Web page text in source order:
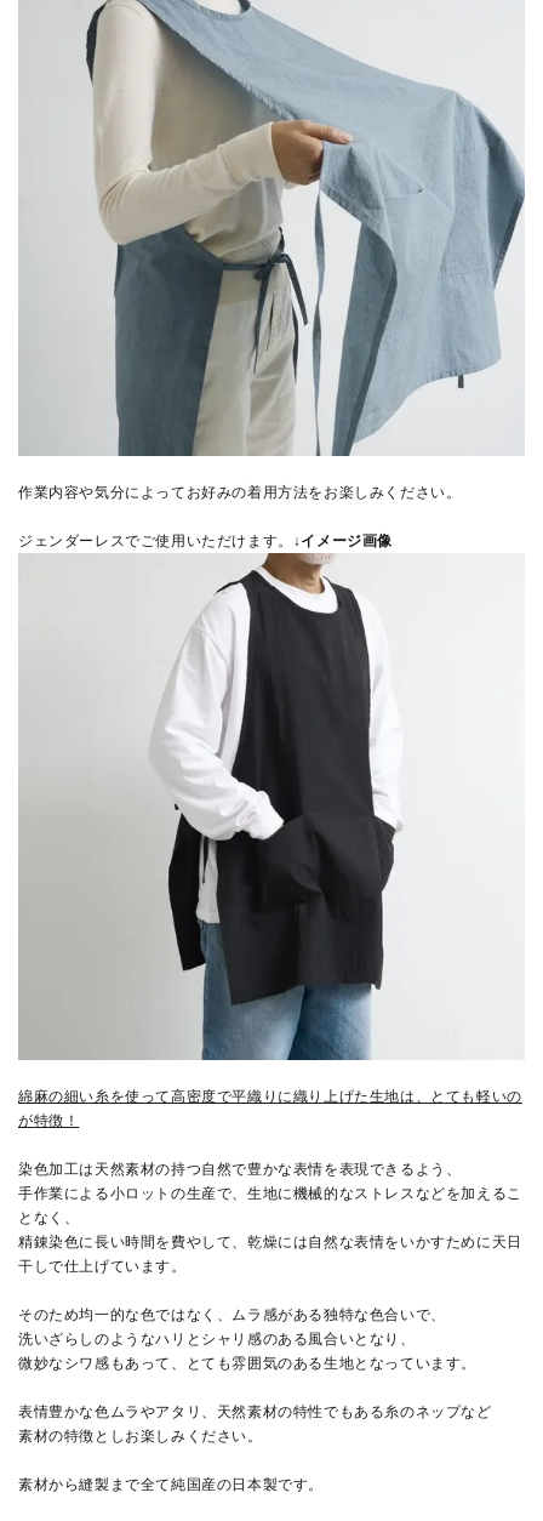
作業内容や気分によってお好みの着用方法をお楽しみください。
ジェンダーレスでご使用いただけます。 ↓イメージ画像
綿麻の細い糸を使って高密度で平織りに織り上げた生地は、とても軽いの
が特徴！
染色加工は天然素材の持つ自然で豊かな表情を表現できるよう、
手作業による小ロットの生産で、生地に機械的なストレスなどを加えるこ
となく、
精錬染色に長い時間を費やして、乾燥には自然な表情をいかすために天日
干しで仕上げています。
そのため均一的な色ではなく、ムラ感がある独特な色合いで、
洗いざらしのようなハリとシャリ感のある風合いとなり、
微妙なシワ感もあって、とても雰囲気のある生地となっています。
表情豊かな色ムラやアタリ、天然素材の特性でもある糸のネップなど
素材の特徴としお楽しみください。
素材から縫製まで全て純国産の日本製です。